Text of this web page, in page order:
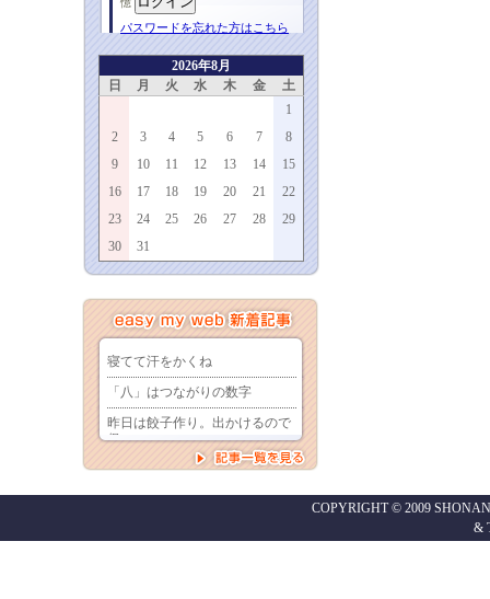
憶
パスワードを忘れた方はこちら
2026年8月
日
月 火 水 木 金
土
1
2
3 4 5 6 7
8
9
10 11 12 13 14
15
16
17 18 19 20 21
22
23
24 25 26 27 28
29
30
31
COPYRIGHT © 2009
&